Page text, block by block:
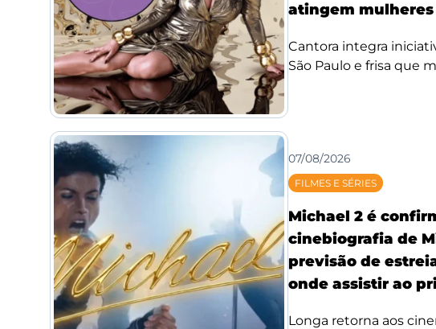
atingem mulheres
Cantora integra
São Paulo e frisa que
07/08/2026
FILMES E SÉRIES
Michael 2 é
cinebiografia de
previsão de
onde assistir ao
Longa retorna aos